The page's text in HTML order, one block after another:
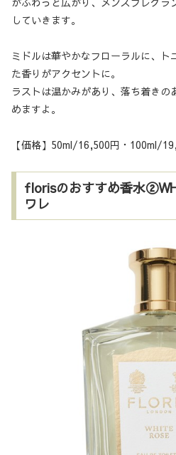
していきます。
ミドルは華やかなフローラルに、ト
た香りがアクセントに。
ラストは温かみがあり、落ち着き
めますよ。
【価格】50ml/16,500円・100ml/
florisのおすすめ香水
ワレ